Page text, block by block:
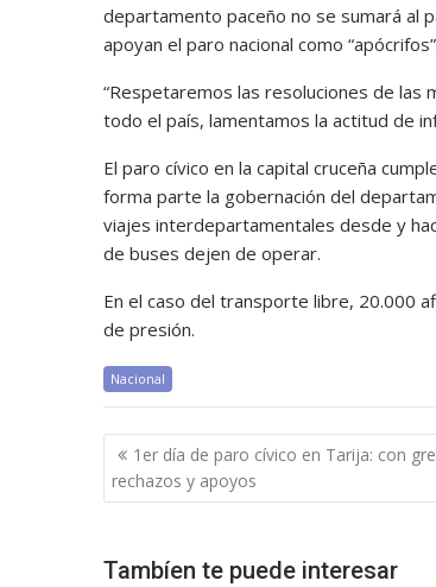
departamento paceño no se sumará al
apoyan el paro nacional como
“Respetaremos las resoluciones de las
todo el país, lamentamos la actitud de
El paro cívico en la capital cruceña
forma parte la gobernación del
viajes interdepartamentales desde y
de buses dejen de operar.
En el caso del transporte libre, 20.000
de presión.
Nacional
Navegación
de
entradas
1er día de paro cívico en Tarija: con
rechazos y apoyos
Tambíen te puede interesar